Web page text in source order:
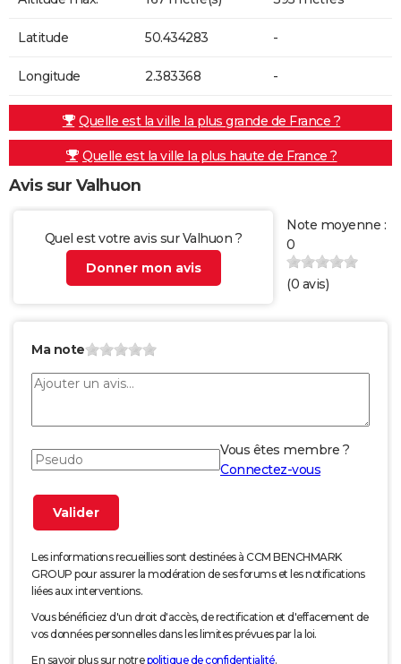
Latitude 50.434283 -
Longitude 2.383368 -
Quelle est la ville la plus grande de France ?
Quelle est la ville la plus haute de France ?
Avis sur Valhuon
Quel est votre avis sur Valhuon ?
Donner mon avis
Note moyenne :
0
(0 avis)
Ma note
Vous êtes membre ?
Connectez-vous
Les informations recueillies sont destinées à CCM BENCHMARK
GROUP pour assurer la modération de ses forums et les notifications
liées aux interventions.
Vous bénéficiez d'un droit d'accès, de rectification et d'effacement de
vos données personnelles dans les limites prévues par la loi.
En savoir plus sur notrepolitique de confidentialité.